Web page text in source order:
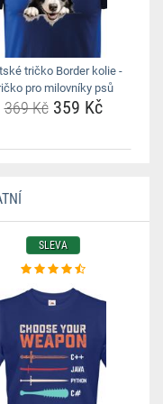
tričko Border kolie -
pro milovníky psů
369 Kč359 Kč
SLEVA